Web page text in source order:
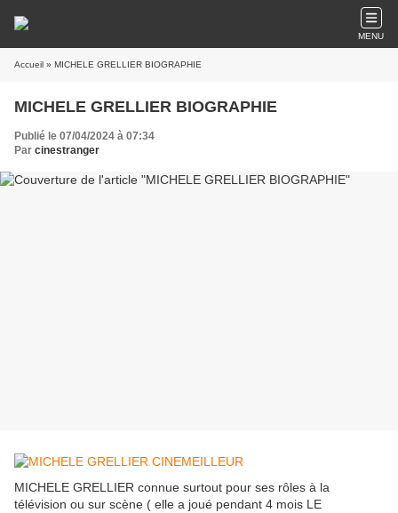
MENU
Accueil » MICHELE GRELLIER BIOGRAPHIE
MICHELE GRELLIER BIOGRAPHIE
Publié le 07/04/2024 à 07:34
Par cinestranger
MICHELE GRELLIER connue surtout pour ses rôles à la
télévision ou sur scène ( elle a joué pendant 4 mois LE